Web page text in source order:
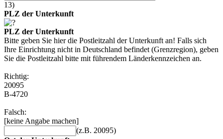
13)
PLZ der Unterkunft
PLZ der Unterkunft
Bitte geben Sie hier die Postleitzahl der Unterkunft an! Falls sich
Ihre Einrichtung nicht in Deutschland befindet (Grenzregion), geben
Sie die Postleitzahl bitte mit führendem Länderkennzeichen an.
Richtig:
20095
B-4720
Falsch:
[keine Angabe machen]
(z.B. 20095)